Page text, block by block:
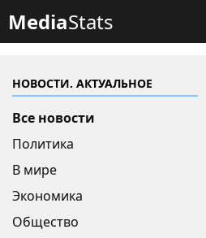
MediaStats
НОВОСТИ. АКТУАЛЬНОЕ
Все новости
Политика
В мире
Экономика
Общество